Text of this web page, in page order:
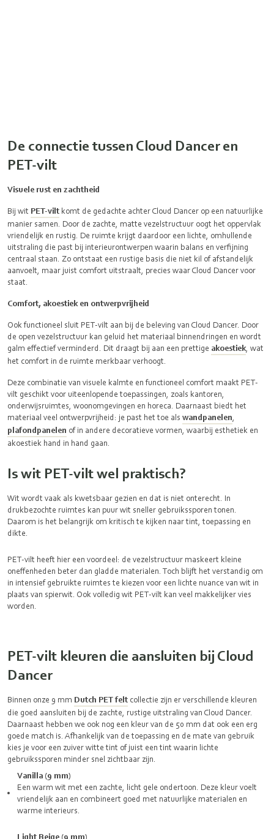
De connectie tussen Cloud Dancer en
PET-vilt
Visuele rust en zachtheid
Bij wit PET-vilt komt de gedachte achter Cloud Dancer op een natuurlijke
manier samen. Door de zachte, matte vezelstructuur oogt het oppervlak
vriendelijk en rustig. De ruimte krijgt daardoor een lichte, omhullende
uitstraling die past bij interieurontwerpen waarin balans en verfijning
centraal staan. Zo ontstaat een rustige basis die niet kil of afstandelijk
aanvoelt, maar juist comfort uitstraalt, precies waar Cloud Dancer voor
staat.
Comfort, akoestiek en ontwerpvrijheid
Ook functioneel sluit PET-vilt aan bij de beleving van Cloud Dancer. Door
de open vezelstructuur kan geluid het materiaal binnendringen en wordt
galm effectief verminderd. Dit draagt bij aan een prettige akoestiek, wat
het comfort in de ruimte merkbaar verhoogt.
Deze combinatie van visuele kalmte en functioneel comfort maakt PET-
vilt geschikt voor uiteenlopende toepassingen, zoals kantoren,
onderwijsruimtes, woonomgevingen en horeca. Daarnaast biedt het
materiaal veel ontwerpvrijheid: je past het toe als wandpanelen
plafondpanelen of in andere decoratieve vormen, waarbij esthetiek en
akoestiek hand in hand gaan.
Is wit PET-vilt wel praktisch?
Wit wordt vaak als kwetsbaar gezien en dat is niet onterecht. In
drukbezochte ruimtes kan puur wit sneller gebruikssporen tonen.
Daarom is het belangrijk om kritisch te kijken naar tint, toepassing en
dikte.
PET-vilt heeft hier een voordeel: de vezelstructuur maskeert kleine
oneffenheden beter dan gladde materialen. Toch blijft het verstandig om
in intensief gebruikte ruimtes te kiezen voor een lichte nuance van wit in
plaats van spierwit. Ook volledig wit PET-vilt kan veel makkelijker vies
worden.
PET-vilt kleuren die aansluiten bij Cloud
Dancer
Binnen onze 9 mm Dutch PET felt collectie zijn er verschillende kleuren
die goed aansluiten bij de zachte, rustige uitstraling van Cloud Dancer.
Daarnaast hebben we ook nog een kleur van de 50 mm dat ook een erg
goede match is. Afhankelijk van de toepassing en de mate van gebruik
kies je voor een zuiver witte tint of juist een tint waarin lichte
gebruikssporen minder snel zichtbaar zijn.
Vanilla (9 mm)
Een warm wit met een zachte, licht gele ondertoon. Deze kleur voelt
vriendelijk aan en combineert goed met natuurlijke materialen en
warme interieurs.
Light Beige (9 mm)